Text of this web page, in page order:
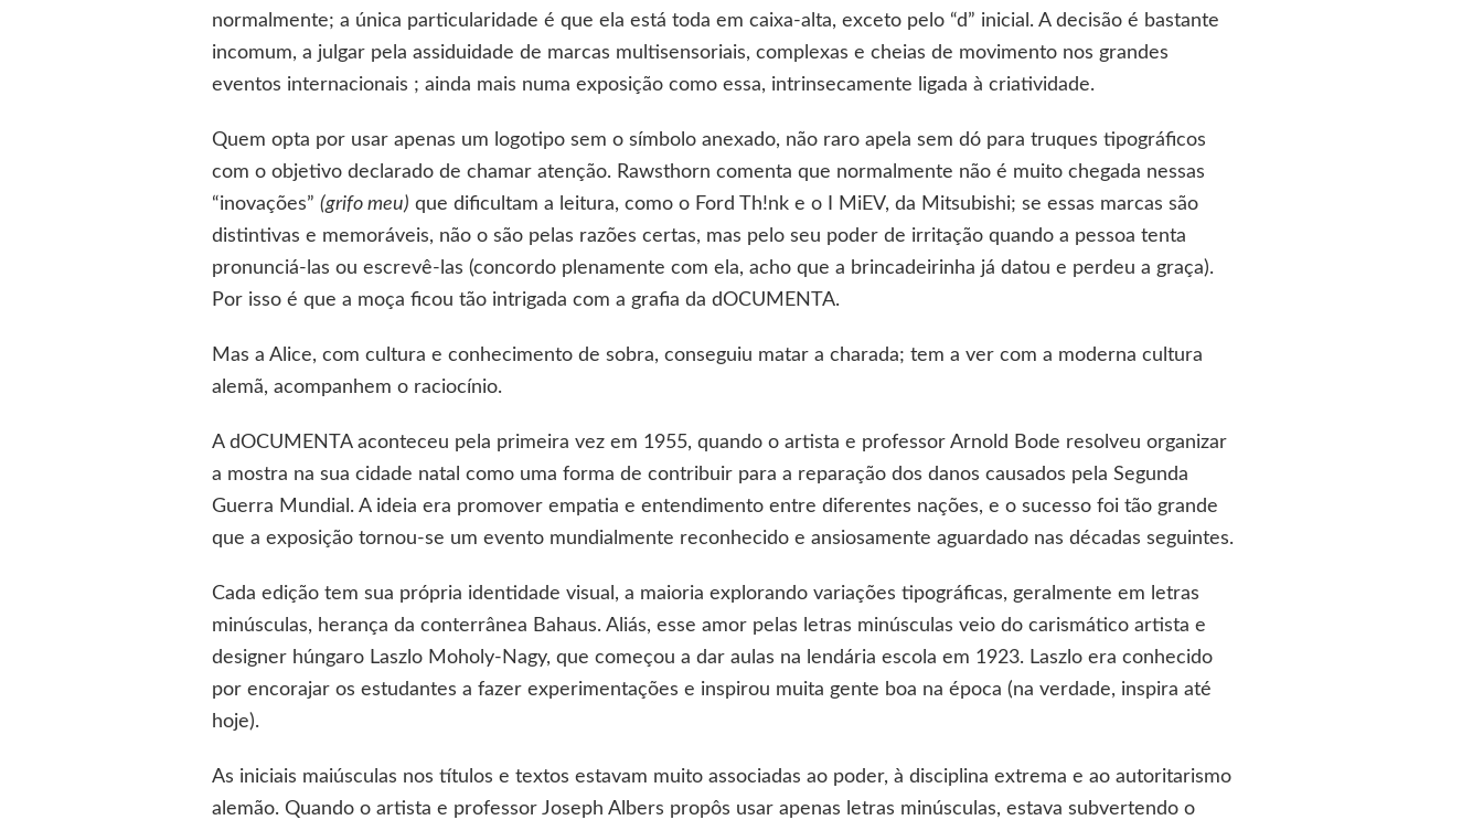
normalmente; a única particularidade é que ela está toda em caixa-alta, exceto pelo “d” inicial. A decisão é bastante
incomum, a julgar pela assiduidade de marcas multisensoriais, complexas e cheias de movimento nos grandes
eventos internacionais ; ainda mais numa exposição como essa, intrinsecamente ligada à criatividade.
Quem opta por usar apenas um logotipo sem o símbolo anexado, não raro apela sem dó para truques tipográficos
com o objetivo declarado de chamar atenção. Rawsthorn comenta que normalmente não é muito chegada nessas
“inovações” (grifo meu) que dificultam a leitura, como o Ford Th!nk e o I MiEV, da Mitsubishi; se essas marcas são
distintivas e memoráveis, não o são pelas razões certas, mas pelo seu poder de irritação quando a pessoa tenta
pronunciá-las ou escrevê-las (concordo plenamente com ela, acho que a brincadeirinha já datou e perdeu a graça).
Por isso é que a moça ficou tão intrigada com a grafia da dOCUMENTA.
Mas a Alice, com cultura e conhecimento de sobra, conseguiu matar a charada; tem a ver com a moderna cultura
alemã, acompanhem o raciocínio.
A dOCUMENTA aconteceu pela primeira vez em 1955, quando o artista e professor Arnold Bode resolveu organizar
a mostra na sua cidade natal como uma forma de contribuir para a reparação dos danos causados pela Segunda
Guerra Mundial. A ideia era promover empatia e entendimento entre diferentes nações, e o sucesso foi tão grande
que a exposição tornou-se um evento mundialmente reconhecido e ansiosamente aguardado nas décadas seguintes.
Cada edição tem sua própria identidade visual, a maioria explorando variações tipográficas, geralmente em letras
minúsculas, herança da conterrânea Bahaus. Aliás, esse amor pelas letras minúsculas veio do carismático artista e
designer húngaro Laszlo Moholy-Nagy, que começou a dar aulas na lendária escola em 1923. Laszlo era conhecido
por encorajar os estudantes a fazer experimentações e inspirou muita gente boa na época (na verdade, inspira até
hoje).
As iniciais maiúsculas nos títulos e textos estavam muito associadas ao poder, à disciplina extrema e ao autoritarismo
alemão. Quando o artista e professor Joseph Albers propôs usar apenas letras minúsculas, estava subvertendo o